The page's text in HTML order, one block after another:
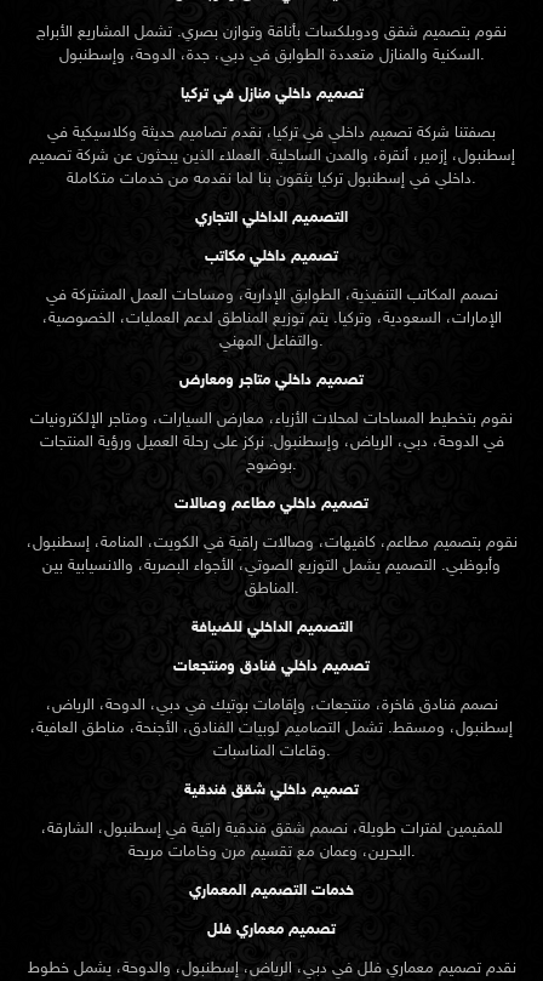
نقوم بتصميم شقق ودوبلكسات بأناقة وتوازن بصري. تشمل المشاريع الأبراج
السكنية والمنازل متعددة الطوابق في دبي، جدة، الدوحة، وإسطنبول.
تصميم داخلي منازل في تركيا
بصفتنا شركة تصميم داخلي في تركيا، نقدم تصاميم حديثة وكلاسيكية في
إسطنبول، إزمير، أنقرة، والمدن الساحلية. العملاء الذين يبحثون عن شركة تصميم
داخلي في إسطنبولتركيا يثقون بنا لما نقدمه من خدمات متكاملة.
التصميم الداخلي التجاري
تصميم داخلي مكاتب
نصمم المكاتب التنفيذية، الطوابق الإدارية، ومساحات العمل المشتركة في
الإمارات، السعودية، وتركيا. يتم توزيع المناطق لدعم العمليات، الخصوصية،
والتفاعل المهني.
تصميم داخلي متاجر ومعارض
نقوم بتخطيط المساحات لمحلات الأزياء، معارض السيارات، ومتاجر الإلكترونيات
في الدوحة، دبي، الرياض، وإسطنبول. نركز على رحلة العميل ورؤية المنتجات
بوضوح.
تصميم داخلي مطاعم وصالات
نقوم بتصميم مطاعم، كافيهات، وصالات راقية في الكويت، المنامة، إسطنبول،
وأبوظبي. التصميم يشمل التوزيع الصوتي، الأجواء البصرية، والانسيابية بين
المناطق.
التصميم الداخلي للضيافة
تصميم داخلي فنادق ومنتجعات
نصمم فنادق فاخرة، منتجعات، وإقامات بوتيك في دبي، الدوحة، الرياض،
إسطنبول، ومسقط. تشمل التصاميم لوبيات الفنادق، الأجنحة، مناطق العافية،
وقاعات المناسبات.
تصميم داخلي شقق فندقية
للمقيمين لفترات طويلة، نصمم شقق فندقية راقية في إسطنبول، الشارقة،
البحرين، وعمان مع تقسيم مرن وخامات مريحة.
خدمات التصميم المعماري
تصميم معماري فلل
نقدمتصميم معماري فلل في دبي، الرياض، إسطنبول، والدوحة، يشمل خطوط